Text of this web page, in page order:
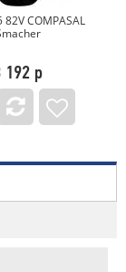
COMPASAL
192 р